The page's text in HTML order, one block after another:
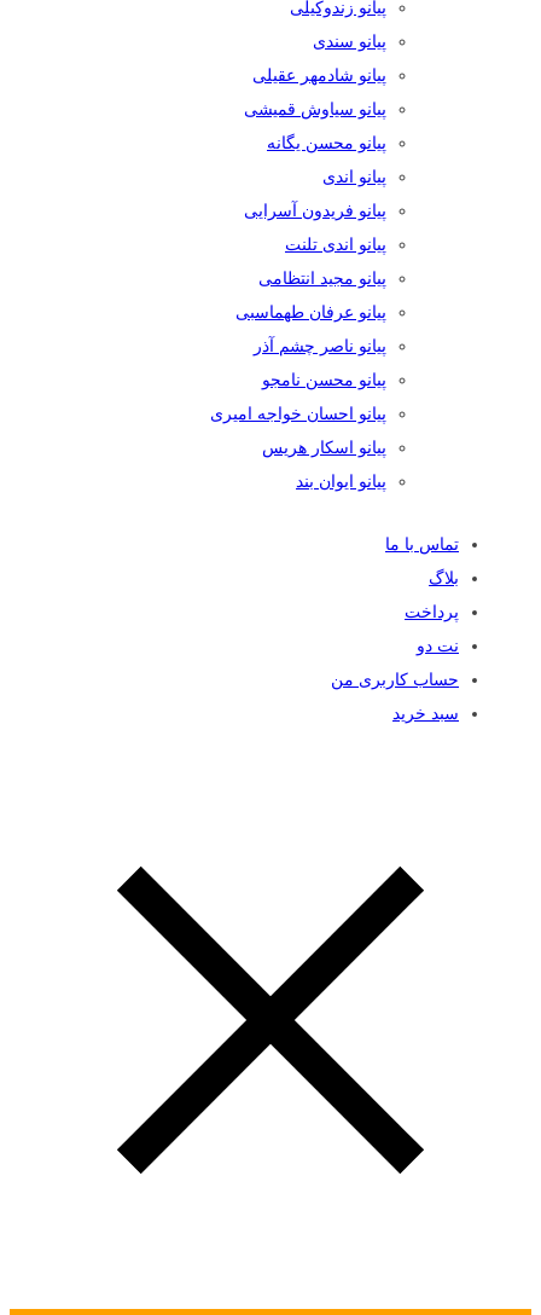
پیانو زندوکیلی
پیانو سندی
پیانو شادمهر عقیلی
پیانو سیاوش قمیشی
پیانو محسن یگانه
پیانو اندی
پیانو فریدون آسرایی
پیانو اندی تلنت
پیانو مجید انتظامی
پیانو عرفان طهماسبی
پیانو ناصر چشم آذر
پیانو محسن نامجو
پیانو احسان خواجه امیری
پیانو اسکار هریس
پیانو ایوان بند
تماس با ما
بلاگ
پرداخت
نت دو
حساب کاربری من
سبد خرید